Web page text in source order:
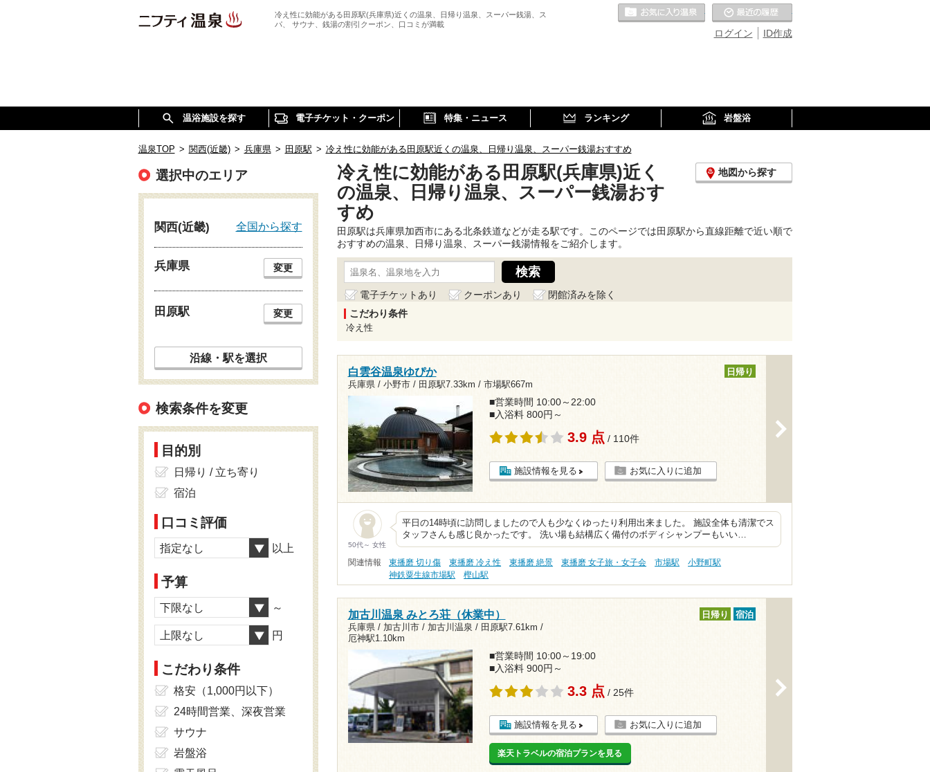
冷え性に効能がある田原駅(兵庫県)近くの温泉、日帰り温泉、スーパー銭湯、ス
パ、 サウナ、銭湯の割引クーポン、口コミが満載
ID作成
ログイン
お気に入りの温泉
温浴施設を探す 電子チケット・クーポン 特集・ニュース ランキング 岩盤浴
温泉TOP > 関西(近畿) > 兵庫県 > 田原駅 > 冷え性に効能がある田原駅近くの温泉、日帰り温泉、スーパー銭湯おすすめ
冷え性に効能がある田原駅(兵庫県)近く
の温泉、日帰り温泉、スーパー銭湯おす
すめ
地図から探す
田原駅は兵庫県加西市にある北条鉄道などが走る駅です。このページでは田原駅から直線距離で近い順で
おすすめの温泉、日帰り温泉、スーパー銭湯情報をご紹介します。
電子チケットあり クーポンあり
閉館済みを除く
こだわり条件
冷え性
白雲谷温泉ゆぴか
兵庫県 / 小野市 / 田原駅7.33km / 市場駅667m
日帰り
■営業時間 10:00～22:00
■入浴料 800円～
3.9 点 / 110件
施設情報を見る お気に入りに追加
50代～ 女性
平日の14時頃に訪問しましたので人も少なくゆったり利用出来ました。 施設全体も清潔でス
タッフさんも感じ良かったです。 洗い場も結構広く備付のボディシャンプーもいい…
関連情報 東播磨 切り傷 東播磨 冷え性 東播磨 絶景 東播磨 女子旅・女子会 市場駅
小野町駅
神鉄粟生線市場駅
樫山駅
加古川温泉 みとろ荘（休業中）
兵庫県 / 加古川市 / 加古川温泉 / 田原駅7.61km /
厄神駅1.10km
日帰り 宿泊
■営業時間 10:00～19:00
■入浴料 900円～
3.3 点 / 25件
施設情報を見る お気に入りに追加
楽天トラベルの宿泊プランを見る
選択中のエリア
関西(近畿) 全国から探す
兵庫県 変更
田原駅 変更
沿線・駅を選択
検索条件を変更
目的別
日帰り / 立ち寄り
宿泊
口コミ評価
指定なし 以上
予算
下限なし ～
上限なし 円
こだわり条件
格安（1,000円以下）
24時間営業、深夜営業
サウナ
岩盤浴